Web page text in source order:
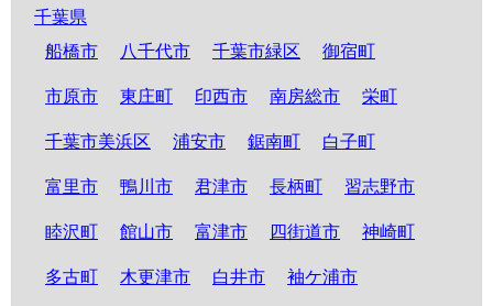
千葉県
船橋市
八千代市 千葉市緑区 御宿町
市原市 東庄町 印西市 南房総市 栄町
千葉市美浜区 浦安市 鋸南町 白子町
富里市 鴨川市 君津市 長柄町 習志野市
睦沢町 館山市 富津市 四街道市 神崎町
多古町 木更津市 白井市 袖ケ浦市